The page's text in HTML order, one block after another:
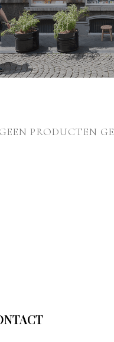
GEEN PRODUCTEN